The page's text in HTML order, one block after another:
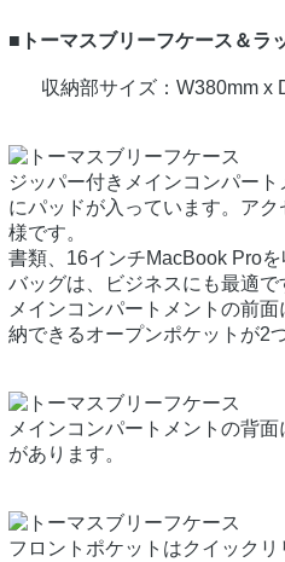
■トーマスブリーフケース＆ラ
収納部サイズ：W380mm x
ジッパー付きメインコンパー
にパッドが入っています。ア
様です。
書類、16インチMacBook Pro
バッグは、ビジネスにも最適で
メインコンパートメントの前
納できるオープンポケットが2
メインコンパートメントの背
があります。
フロントポケットはクイック